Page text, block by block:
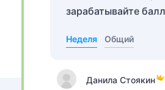
зарабатывайте
Неделя Общий
Данила Стоякин